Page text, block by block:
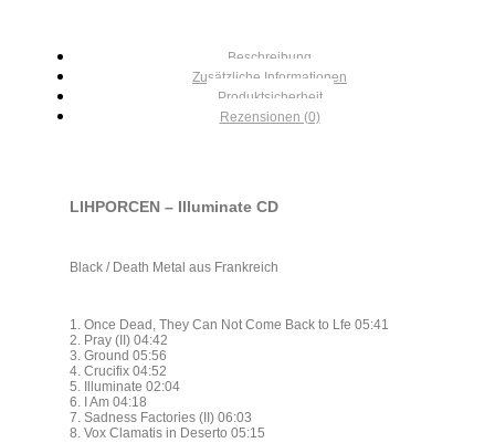
Beschreibung
Zusätzliche Informationen
Produktsicherheit
Rezensionen (0)
LIHPORCEN – Illuminate CD
Black / Death Metal aus Frankreich
1. Once Dead, They Can Not Come Back to Lfe 05:41
2. Pray (II) 04:42
3. Ground 05:56
4. Crucifix 04:52
5. Illuminate 02:04
6. I Am 04:18
7. Sadness Factories (II) 06:03
8. Vox Clamatis in Deserto 05:15